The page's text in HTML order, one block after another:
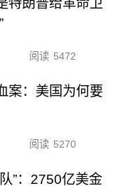
特朗普给革命卫
阅读 5472
案：美国为何要
阅读 5270
”：2750亿美金